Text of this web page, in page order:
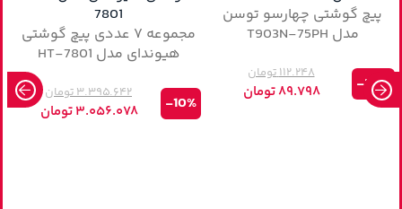
پیچ گوشتی چهارسو توسن
مدل T903N-75PH
۱۱۲.۲۴۸تومان
۸۹.۷۹۸تومان -20%
مجموعه ۷ عددی پیچ‌ گوشتی
هیوندای مدل HT-7801
۳.۳۹۵.۶۴۲تومان
۳.۰۵۶.۰۷۸تومان -10%